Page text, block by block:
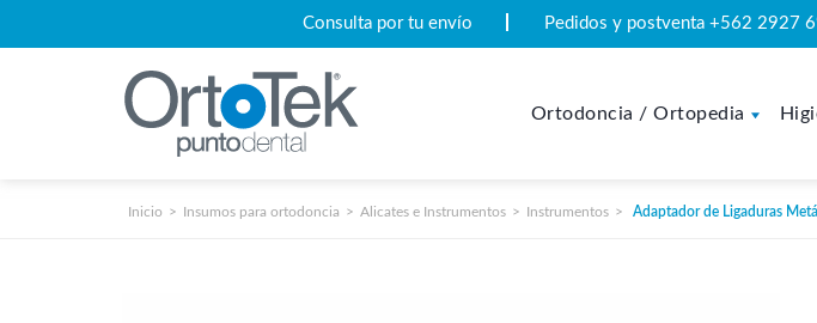
Consulta por tu envío Pedidos y postventa +562 2927
Ortodoncia / Ortopedia
Inicio Insumos para ortodoncia Alicates e Instrumentos Instrumentos Adaptador de Ligaduras